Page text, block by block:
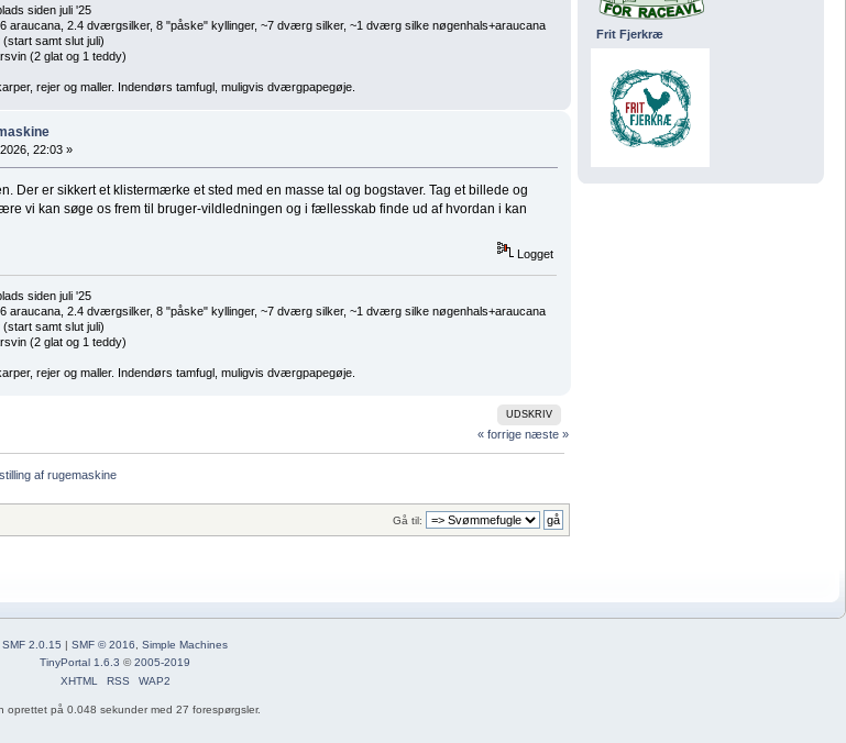
Frit Fjerkræ
siden juli '25
araucana, 2.4 dværgsilker, 8 "påske" kyllinger, ~7 dværg silker, ~1 dværg silke nøgenhals+araucana
samt slut juli)
(2 glat og 1 teddy)
rejer og maller. Indendørs tamfugl, muligvis dværgpapegøje.
22:03 »
Der er sikkert et klistermærke et sted med en masse tal og bogstaver. Tag et billede og
vi kan søge os frem til bruger-vildledningen og i fællesskab finde ud af hvordan i kan
Logget
siden juli '25
araucana, 2.4 dværgsilker, 8 "påske" kyllinger, ~7 dværg silker, ~1 dværg silke nøgenhals+araucana
samt slut juli)
(2 glat og 1 teddy)
rejer og maller. Indendørs tamfugl, muligvis dværgpapegøje.
UDSKRIV
« forrige næste »
af rugemaskine
Gå til:
SMF 2.0.15 SMF © 2016, Simple Machines
TinyPortal 1.6.3 ©2005-2019
XHTML
RSS WAP2
oprettet på 0.048 sekunder med 27 forespørgsler.